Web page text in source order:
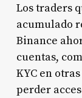
Los traders
acumulado
Binance
cuentas,
KYC en
perder